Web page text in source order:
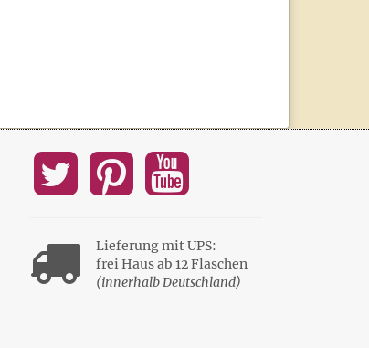
Lieferung mit UPS:
frei Haus ab 12 Flaschen
(innerhalb Deutschland)